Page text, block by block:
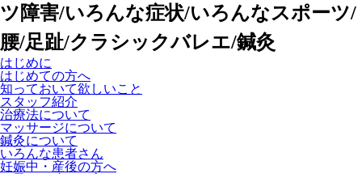
ツ障害/いろんな症状/いろんなスポーツ/
腰/足趾/クラシックバレエ/鍼灸
はじめに
はじめての方へ
知っておいて欲しいこと
スタッフ紹介
治療法について
マッサージについて
鍼灸について
いろんな患者さん
妊娠中・産後の方へ